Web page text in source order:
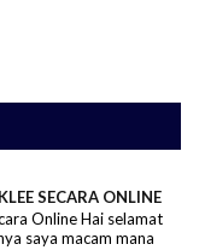
SECARA ONLINE
Online Hai selamat
saya macam mana